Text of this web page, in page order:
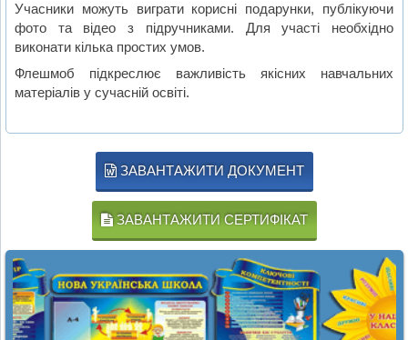
Учасники можуть виграти корисні подарунки, публікуючи
фото та відео з підручниками. Для участі необхідно
виконати кілька простих умов.
Флешмоб підкреслює важливість якісних навчальних
матеріалів у сучасній освіті.
ЗАВАНТАЖИТИ ДОКУМЕНТ
ЗАВАНТАЖИТИ СЕРТИФІКАТ